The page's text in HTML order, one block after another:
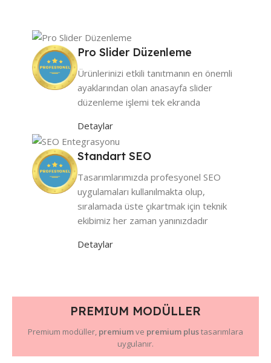
Pro Slider Düzenleme
Ürünlerinizi etkili tanıtmanın en önemli
ayaklarından olan anasayfa slider
düzenleme işlemi tek ekranda
Detaylar
Standart SEO
Tasarımlarımızda profesyonel SEO
uygulamaları kullanılmakta olup,
sıralamada üste çıkartmak için teknik
ekibimiz her zaman yanınızdadır
Detaylar
PREMIUM MODÜLLER
Premium modüller, premiumve premium plustasarımlara
uygulanır.